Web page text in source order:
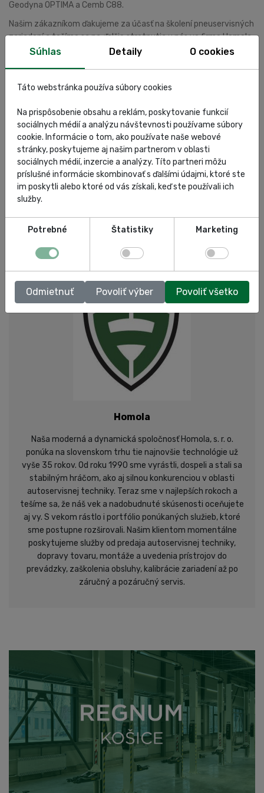
Geodyna OPTIMA a Cemb C88.
Našim zákazníkom ďakujeme za účasť na školení pneuservisných
zariadení a tešíme sa na ďalšie stretnutia u nás vo firme Homola.
Najbližšie organizujeme opäť školenie pneuservisu na našej
školenia pneuservis
pneuservisné zariadenia homola
vyzúvanie pneumatík geometria kolies
vyváženie kolies
Homola
Naša moderná a dynamická spoločnosť Homola, s. r. o.
ponúka na slovenskom trhu tie najnovšie technológie už
vyše 35 rokov. Od roku 1990 sme vyrástli, dospeli a stali sa
stabilným hráčom, ako aj silnou konkurenciou v oblasti
autoservisnej techniky. Teraz sme v najlepších rokoch a
tešíme sa, že náš vek a nadobudnuté skúsenosti oceňujete
aj vy. S vekom rástlo i portfólio ponúkaných služieb, ktoré
sme postupne rozširovali. Našim klientom momentálne
poskytujeme služby od predaja autoservisnej techniky,
dopravy tovaru, montáže a uvedenia prístrojov do
prevádzky, zaškolenia obsluhy, kalibrácie zariadení až po
záručný a pozáručný servis.
Súhlas Detaily O cookies
Táto webstránka používa súbory cookies
Na prispôsobenie obsahu a reklám, poskytovanie funkcií
sociálnych médií a analýzu návštevnosti používame súbory
cookie. Informácie o tom, ako používate naše webové
stránky, poskytujeme aj našim partnerom v oblasti
sociálnych médií, inzercie a analýzy. Títo partneri môžu
príslušné informácie skombinovať s ďalšími údajmi, ktoré ste
im poskytli alebo ktoré od vás získali, keď ste používali ich
služby.
Potrebné Štatistiky Marketing
Odmietnuť Povoliť výber Povoliť všetko